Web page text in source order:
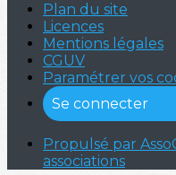
Plan du site
Licences
Mentions légales
CGUV
Paramétrer vos
Se connecter
Propulsé par
associations